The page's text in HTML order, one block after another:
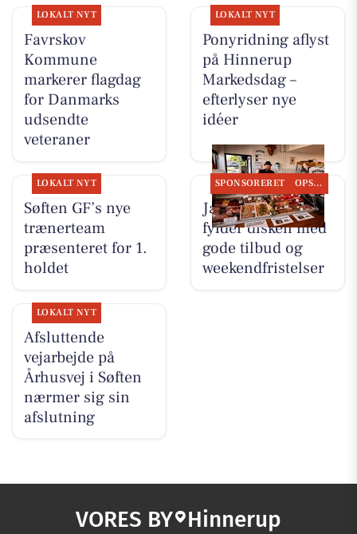
LOKALT NYT
Favrskov
Kommune
markerer flagdag
for Danmarks
udsendte
veteraner
LOKALT NYT
Ponyridning aflyst
på Hinnerup
Markedsdag –
efterlyser nye
idéer
LOKALT NYT
Søften GF’s nye
trænerteam
præsenteret for 1.
holdet
SPONSORERET OPSLAGSTAVLEN
Jaataak Slagteren
fylder disken med
gode tilbud og
weekendfristelser
LOKALT NYT
Afsluttende
vejarbejde på
Århusvej i Søften
nærmer sig sin
afslutning
VORES BY Hinnerup